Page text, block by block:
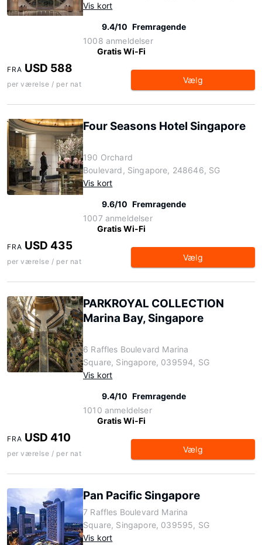
Vis kort
9.4/10 Fremragende
1008 anmeldelser
Gratis Wi-Fi
FRA USD 588
per værelse / per nat Vælg
Four Seasons Hotel Singapore
190 Orchard
Boulevard, Singapore, 248646, SG
Vis kort
9.6/10 Fremragende
1007 anmeldelser
Gratis Wi-Fi
FRA USD 435
per værelse / per nat Vælg
PARKROYAL COLLECTION
Marina Bay, Singapore
6 Raffles Boulevard Marina
Square, Singapore, 039594, SG
Vis kort
9.4/10 Fremragende
1010 anmeldelser
Gratis Wi-Fi
FRA USD 410
per værelse / per nat Vælg
Pan Pacific Singapore
7 Raffles Boulevard Marina
Square, Singapore, 039595, SG
Vis kort